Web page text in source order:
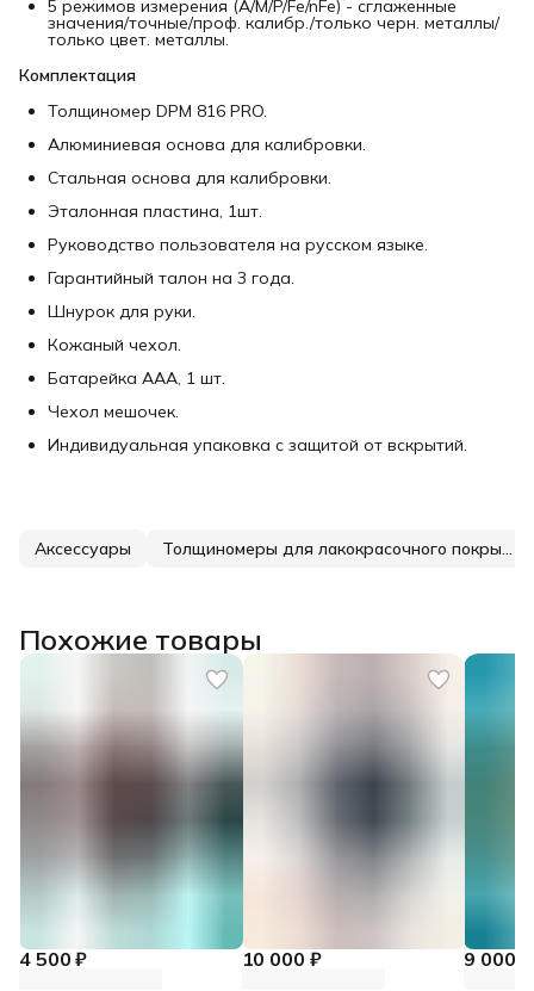
5 режимов измерения (А/M/P/Fe/nFe) - сглаженные
значения/точные/проф. калибр./только черн. металлы/
только цвет. металлы.
Комплектация
Толщиномер DPM 816 PRO.
Алюминиевая основа для калибровки.
Стальная основа для калибровки.
Эталонная пластина, 1шт.
Руководство пользователя на русском языке.
Гарантийный талон на 3 года.
Шнурок для руки.
Кожаный чехол.
Батарейка AAA, 1 шт.
Чехол мешочек.
Индивидуальная упаковка с защитой от вскрытий.
Аксессуары Толщиномеры для лакокрасочного покрытия
Похожие товары
4 500 ₽
10 000 ₽
9 000 ₽